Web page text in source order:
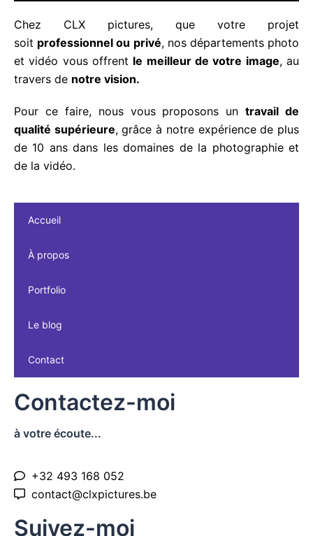
Chez CLX pictures, que votre projet
soit professionnel ou privé, nos départements photo
et vidéo vous offrent le meilleur de votre image, au
travers de notre vision.
Pour ce faire, nous vous proposons untravail de
qualité supérieure, grâce à notre expérience de plus
de 10 ans dans les domaines de la photographie et
de la vidéo.
Accueil
À propos
Portfolio
Le blog
Contact
Contactez-moi
à votre écoute...
+32 493 168 052
contact@clxpictures.be
Suivez-moi